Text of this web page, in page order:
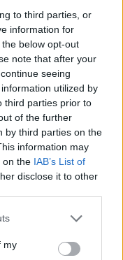
to third parties, or
information for
below opt-out
note that after your
seeing
utilized by
third parties prior to
of the further
by third parties on the
information may
on the IAB’s List of
disclose it to other
my